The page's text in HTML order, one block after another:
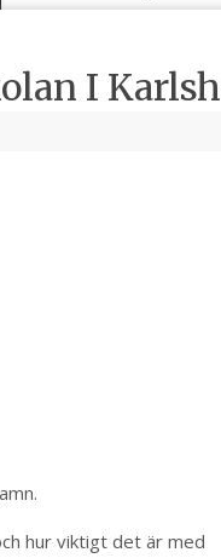
I
hur viktigt det är med